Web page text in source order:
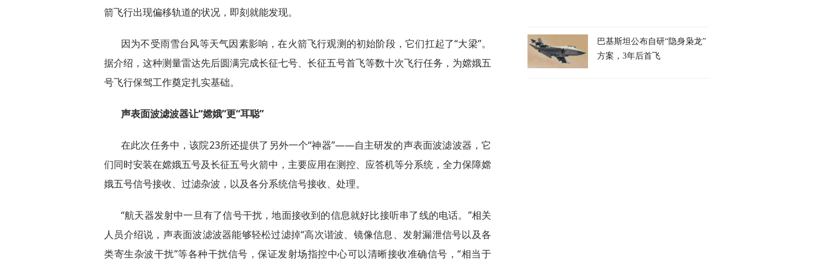
箭飞行出现偏移轨道的状况，即刻就能发现。
因为不受雨雪台风等天气因素影响，在火箭飞行观测的初始阶段，它们扛起了“大梁”。
据介绍，这种测量雷达先后圆满完成长征七号、长征五号首飞等数十次飞行任务，为嫦娥五
号飞行保驾工作奠定扎实基础。
声表面波滤波器让“嫦娥”更“耳聪”
在此次任务中，该院23所还提供了另外一个“神器”——自主研发的声表面波滤波器，它
们同时安装在嫦娥五号及长征五号火箭中，主要应用在测控、应答机等分系统，全力保障嫦
娥五号信号接收、过滤杂波，以及各分系统信号接收、处理。
“航天器发射中一旦有了信号干扰，地面接收到的信息就好比接听串了线的电话。”相关
人员介绍说，声表面波滤波器能够轻松过滤掉“高次谐波、镜像信息、发射漏泄信号以及各
类寄生杂波干扰”等各种干扰信号，保证发射场指控中心可以清晰接收准确信号，“相当于
巴基斯坦公布自研“隐身枭龙”
方案，3年后首飞